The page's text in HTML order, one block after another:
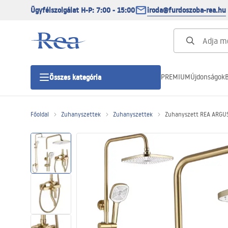
Ügyfélszolgálat H-P: 7:00 - 15:00 iroda@furdoszoba-rea.hu
Összes kategória
Zuhanyajtó
Zuhanytálcák
Zuhanylefolyók
PREMIUMÚjdonságok
Főoldal Zuhanyszettek Zuhanyszettek Zuhanyszett REA